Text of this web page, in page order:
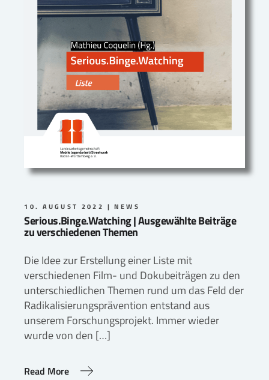
10. AUGUST 2022 NEWS
Serious.Binge.Watching | Ausgewählte Beiträge
zu verschiedenen Themen
Die Idee zur Erstellung einer Liste mit
verschiedenen Film- und Dokubeiträgen zu den
unterschiedlichen Themen rund um das Feld der
Radikalisierungsprävention entstand aus
unserem Forschungsprojekt. Immer wieder
wurde von den […]
Read More